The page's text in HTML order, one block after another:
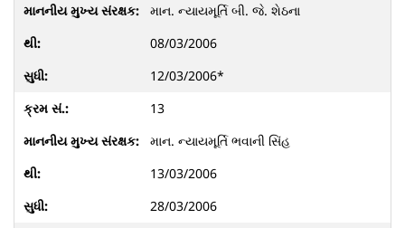
માન. ન્યાયમૂર્તિ બી. જે. શેઠના
08/03/2006
12/03/2006*
13
માન. ન્યાયમૂર્તિ ભવાની સિંહ
13/03/2006
28/03/2006